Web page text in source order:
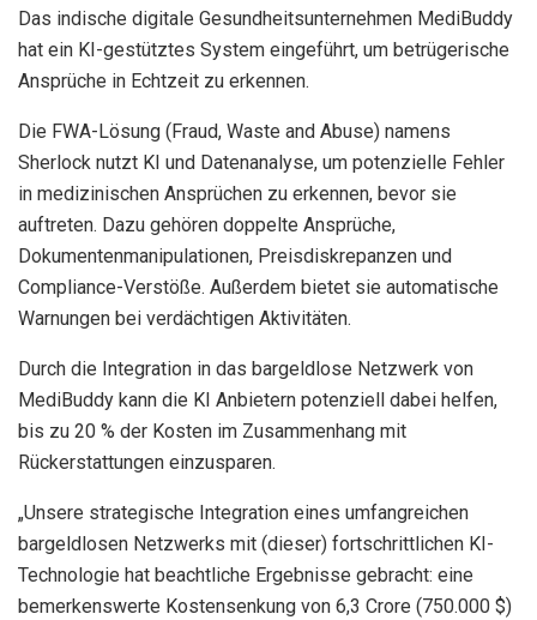
Das indische digitale Gesundheitsunternehmen MediBuddy
hat ein KI-gestütztes System eingeführt, um betrügerische
Ansprüche in Echtzeit zu erkennen.
Die FWA-Lösung (Fraud, Waste and Abuse) namens
Sherlock nutzt KI und Datenanalyse, um potenzielle Fehler
in medizinischen Ansprüchen zu erkennen, bevor sie
auftreten. Dazu gehören doppelte Ansprüche,
Dokumentenmanipulationen, Preisdiskrepanzen und
Compliance-Verstöße. Außerdem bietet sie automatische
Warnungen bei verdächtigen Aktivitäten.
Durch die Integration in das bargeldlose Netzwerk von
MediBuddy kann die KI Anbietern potenziell dabei helfen,
bis zu 20 % der Kosten im Zusammenhang mit
Rückerstattungen einzusparen.
„Unsere strategische Integration eines umfangreichen
bargeldlosen Netzwerks mit (dieser) fortschrittlichen KI-
Technologie hat beachtliche Ergebnisse gebracht: eine
bemerkenswerte Kostensenkung von 6,3 Crore (750.000 $)